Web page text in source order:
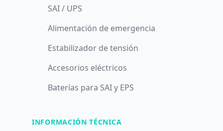
SAI / UPS
Alimentación de emergencia
Estabilizador de tensión
Accesorios eléctricos
Baterías para SAI y EPS
INFORMACIÓN TÉCNICA